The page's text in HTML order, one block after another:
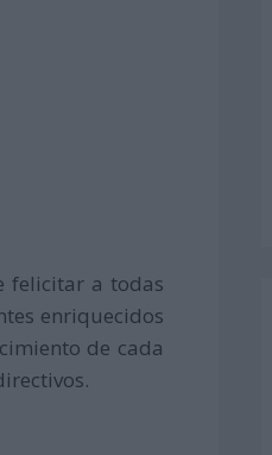
felicitar a todas
enriquecidos
de cada